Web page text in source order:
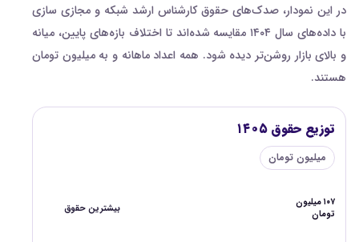
در این نمودار، صدک‌های حقوق کارشناس ارشد شبکه و مجازی سازی
با داده‌های سال ۱۴۰۴ مقایسه شده‌اند تا اختلاف بازه‌های پایین، میانه
و بالای بازار روشن‌تر دیده شود. همه اعداد ماهانه و به میلیون تومان
هستند.
توزیع حقوق ۱۴۰۵
میلیون تومان
بیشترین حقوق
۱۰۷ میلیون
تومان